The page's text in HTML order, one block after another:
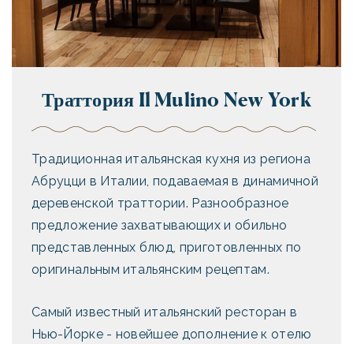
Траттория Il Mulino New York
Традиционная итальянская кухня из региона
Абруцци в Италии, подаваемая в динамичной
деревенской траттории. Разнообразное
предложение захватывающих и обильно
представленных блюд, приготовленных по
оригинальным итальянским рецептам.
Самый известный итальянский ресторан в
Нью-Йорке - новейшее дополнение к отелю